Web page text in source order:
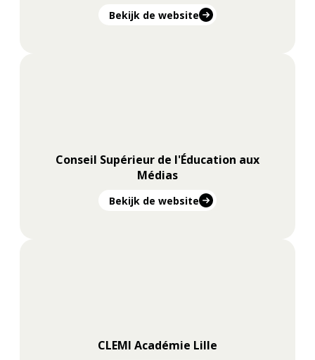
Bekijk de website
Conseil Supérieur de l'Éducation aux
Médias
Bekijk de website
CLEMI Académie Lille